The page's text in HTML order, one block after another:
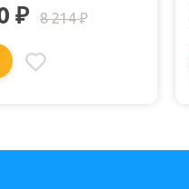
₽ 8 214₽